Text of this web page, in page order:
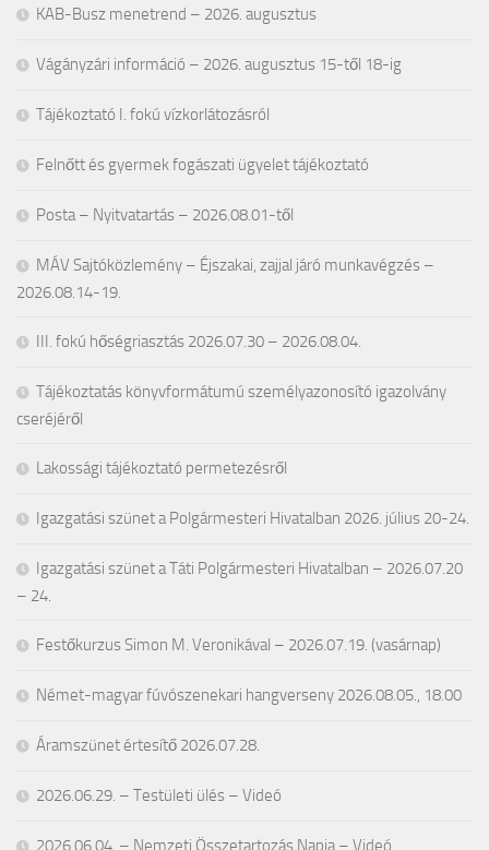
KAB-Busz menetrend – 2026. augusztus
Vágányzári információ – 2026. augusztus 15-től 18-ig
Tájékoztató I. fokú vízkorlátozásról
Felnőtt és gyermek fogászati ügyelet tájékoztató
Posta – Nyitvatartás – 2026.08.01-től
MÁV Sajtóközlemény – Éjszakai, zajjal járó munkavégzés –
2026.08.14-19.
III. fokú hőségriasztás 2026.07.30 – 2026.08.04.
Tájékoztatás könyvformátumú személyazonosító igazolvány
cseréjéről
Lakossági tájékoztató permetezésről
Igazgatási szünet a Polgármesteri Hivatalban 2026. július 20-24.
Igazgatási szünet a Táti Polgármesteri Hivatalban – 2026.07.20
– 24.
Festőkurzus Simon M. Veronikával – 2026.07.19. (vasárnap)
Német-magyar fúvószenekari hangverseny 2026.08.05., 18.00
Áramszünet értesítő 2026.07.28.
2026.06.29. – Testületi ülés – Videó
2026.06.04. – Nemzeti Összetartozás Napja – Videó